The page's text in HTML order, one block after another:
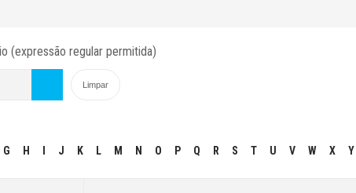
(expressão regular permitida)
G H J K L M N O P Q R S T U V W X Y